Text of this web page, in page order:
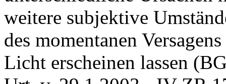
weitere subjektive
des momentanen
Licht erscheinen lassen